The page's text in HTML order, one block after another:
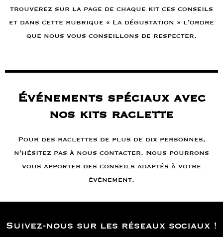
trouverez sur la page de chaque kit ces conseils
et dans cette rubrique « La dégustation » l’ordre
que nous vous conseillons de respecter.
Événements spéciaux avec
nos kits raclette
Pour des raclettes de plus de dix personnes,
n’hésitez pas à nous contacter. Nous pourrons
vous apporter des conseils adaptés à votre
événement.
Suivez-nous sur les réseaux sociaux !